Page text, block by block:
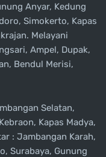
Anyar, Kedung
Simokerto, Kapas
Melayani
Ampel, Dupak,
Bendul Merisi,
Selatan,
Kapas Madya,
: Jambangan Karah,
Surabaya, Gunung